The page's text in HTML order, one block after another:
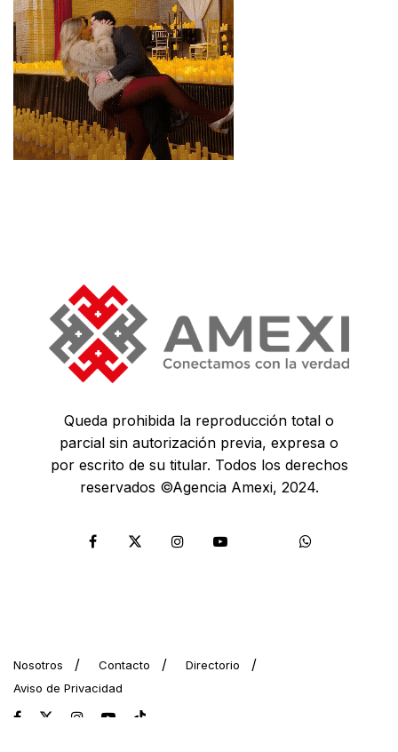
Queda prohibida la reproducción total o
parcial sin autorización previa, expresa o
por escrito de su titular. Todos los derechos
reservados ©Agencia Amexi, 2024.
Nosotros Contacto
Directorio
Aviso de Privacidad